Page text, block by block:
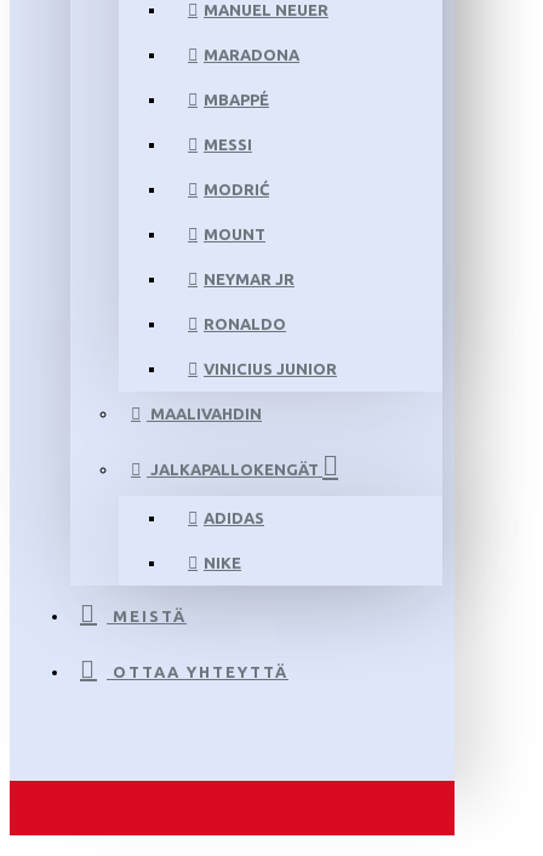
MANUEL NEUER
MARADONA
MBAPPÉ
MESSI
MODRIĆ
MOUNT
NEYMAR JR
RONALDO
VINICIUS JUNIOR
MAALIVAHDIN
JALKAPALLOKENGÄT
ADIDAS
NIKE
MEISTÄ
OTTAA YHTEYTTÄ